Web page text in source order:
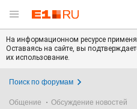
На информационном ресурсе
Оставаясь на сайте, вы
их использование.
Поиск по форумам
Общение Обсуждение новостей